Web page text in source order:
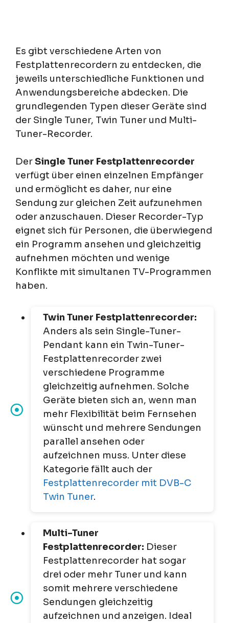
Es gibt verschiedene Arten von
Festplattenrecordern zu entdecken, die
jeweils unterschiedliche Funktionen und
Anwendungsbereiche abdecken. Die
grundlegenden Typen dieser Geräte sind
der Single Tuner, Twin Tuner und Multi-
Tuner-Recorder.
DerSingle Tuner Festplattenrecorder
verfügt über einen einzelnen Empfänger
und ermöglicht es daher, nur eine
Sendung zur gleichen Zeit aufzunehmen
oder anzuschauen. Dieser Recorder-Typ
eignet sich für Personen, die überwiegend
ein Programm ansehen und gleichzeitig
aufnehmen möchten und wenige
Konflikte mit simultanen TV-Programmen
haben.
Twin Tuner Festplattenrecorder:
Anders als sein Single-Tuner-
Pendant kann ein Twin-Tuner-
Festplattenrecorder zwei
verschiedene Programme
gleichzeitig aufnehmen. Solche
Geräte bieten sich an, wenn man
mehr Flexibilität beim Fernsehen
wünscht und mehrere Sendungen
parallel ansehen oder
aufzeichnen muss. Unter diese
Kategorie fällt auch der
Festplattenrecorder mit DVB-C
Twin Tuner.
Multi-Tuner
Festplattenrecorder: Dieser
Festplattenrecorder hat sogar
drei oder mehr Tuner und kann
somit mehrere verschiedene
Sendungen gleichzeitig
aufzeichnen und anzeigen. Ideal